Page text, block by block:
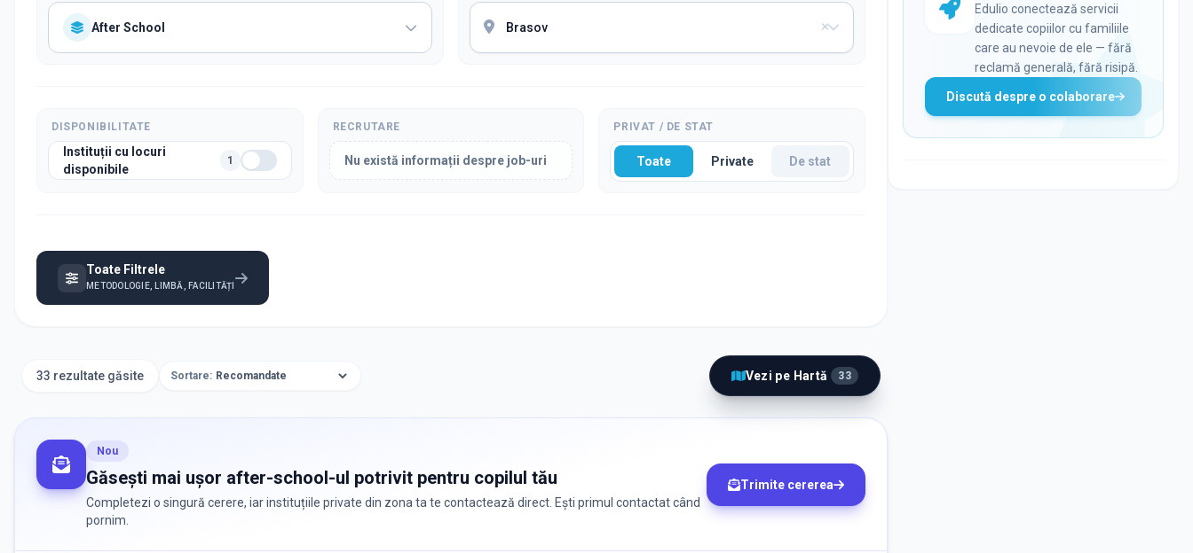
After School
DISPONIBILITATE
Instituții cu locuri
disponibile
1
RECRUTARE
Nu există informații despre job-uri
PRIVAT / DE STAT
Toate Private De stat
Toate Filtrele
METODOLOGIE, LIMBĂ, FACILITĂȚI
33 rezultate găsite Sortare: Vezi pe Hartă 33
Nou
Găsești mai ușor after-school-ul potrivit pentru copilul tău
Completezi o singură cerere, iar instituțiile private din zona ta te contactează direct. Ești primul contactat când
pornim.
Trimite cererea
Edulio conectează servicii
dedicate copiilor cu familiile
care au nevoie de ele — fără
reclamă generală, fără risipă.
Discută despre o colaborare